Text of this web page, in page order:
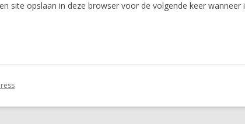
site opslaan in deze browser voor de volgende keer wanneer